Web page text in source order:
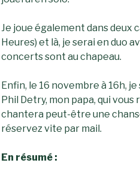
Je joue également dans deux
Heures) et là, je serai en duo
concerts sont au chapeau.
Enfin, le 16 novembre à 16h,
Phil Detry, mon papa, qui
chantera peut-être une
réservez vite par mail.
En résumé :